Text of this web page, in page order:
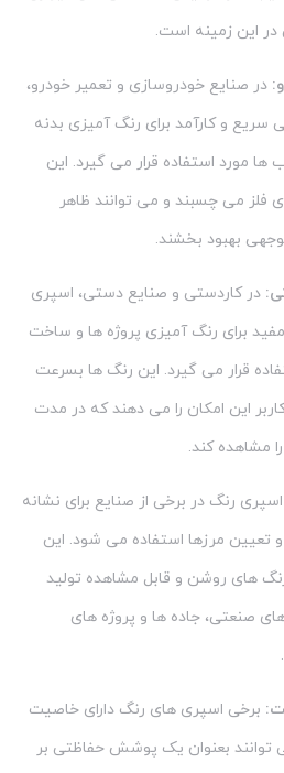
در این زمینه است.
در صنایع خودروسازی و تعمیر خودرو،
سریع و کارآمد برای رنگ آمیزی بدنه
مورد استفاده قرار می گیرد. این
فلز می چسبند و می توانند ظاهر
بهبود بخشند.
در کاردستی و صنایع دستی، اسپری
مفید برای رنگ آمیزی پروژه ها و ساخت
قرار می گیرد. این رنگ ها بسرعت
این امکان را می دهند که در مدت
مشاهده کند.
اسپری رنگ در برخی از صنایع برای نشانه
تعیین مرزها استفاده می شود. این
های روشن و قابل مشاهده تولید
صنعتی، جاده ها و پروژه های
برخی اسپری های رنگ دارای خاصیت
بعنوان یک پوشش حفاظتی بر